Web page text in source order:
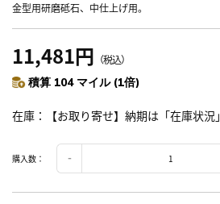
金型用研磨砥石、中仕上げ用。
11,481円 （税込）
積算 104 マイル (1倍)
在庫 【お取り寄せ】納期は「在庫状
購入数：